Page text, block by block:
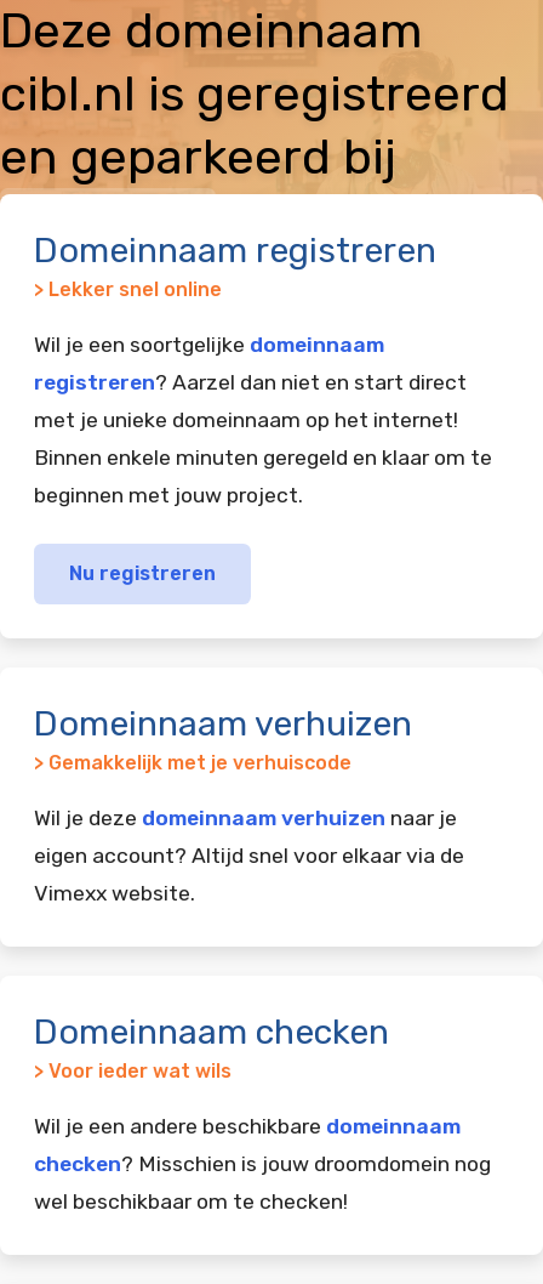
Deze domeinnaam
cibl.nl is geregistreerd
en geparkeerd bij
Domeinnaam registreren
> Lekker snel online
Wil je een soortgelijke domeinnaam
registreren? Aarzel dan niet en start direct
met je unieke domeinnaam op het internet!
Binnen enkele minuten geregeld en klaar om te
beginnen met jouw project.
Nu registreren
Domeinnaam verhuizen
> Gemakkelijk met je verhuiscode
Wil je deze domeinnaam verhuizen naar je
eigen account? Altijd snel voor elkaar via de
Vimexx website.
Domeinnaam checken
> Voor ieder wat wils
Wil je een andere beschikbare domeinnaam
checken? Misschien is jouw droomdomein nog
wel beschikbaar om te checken!